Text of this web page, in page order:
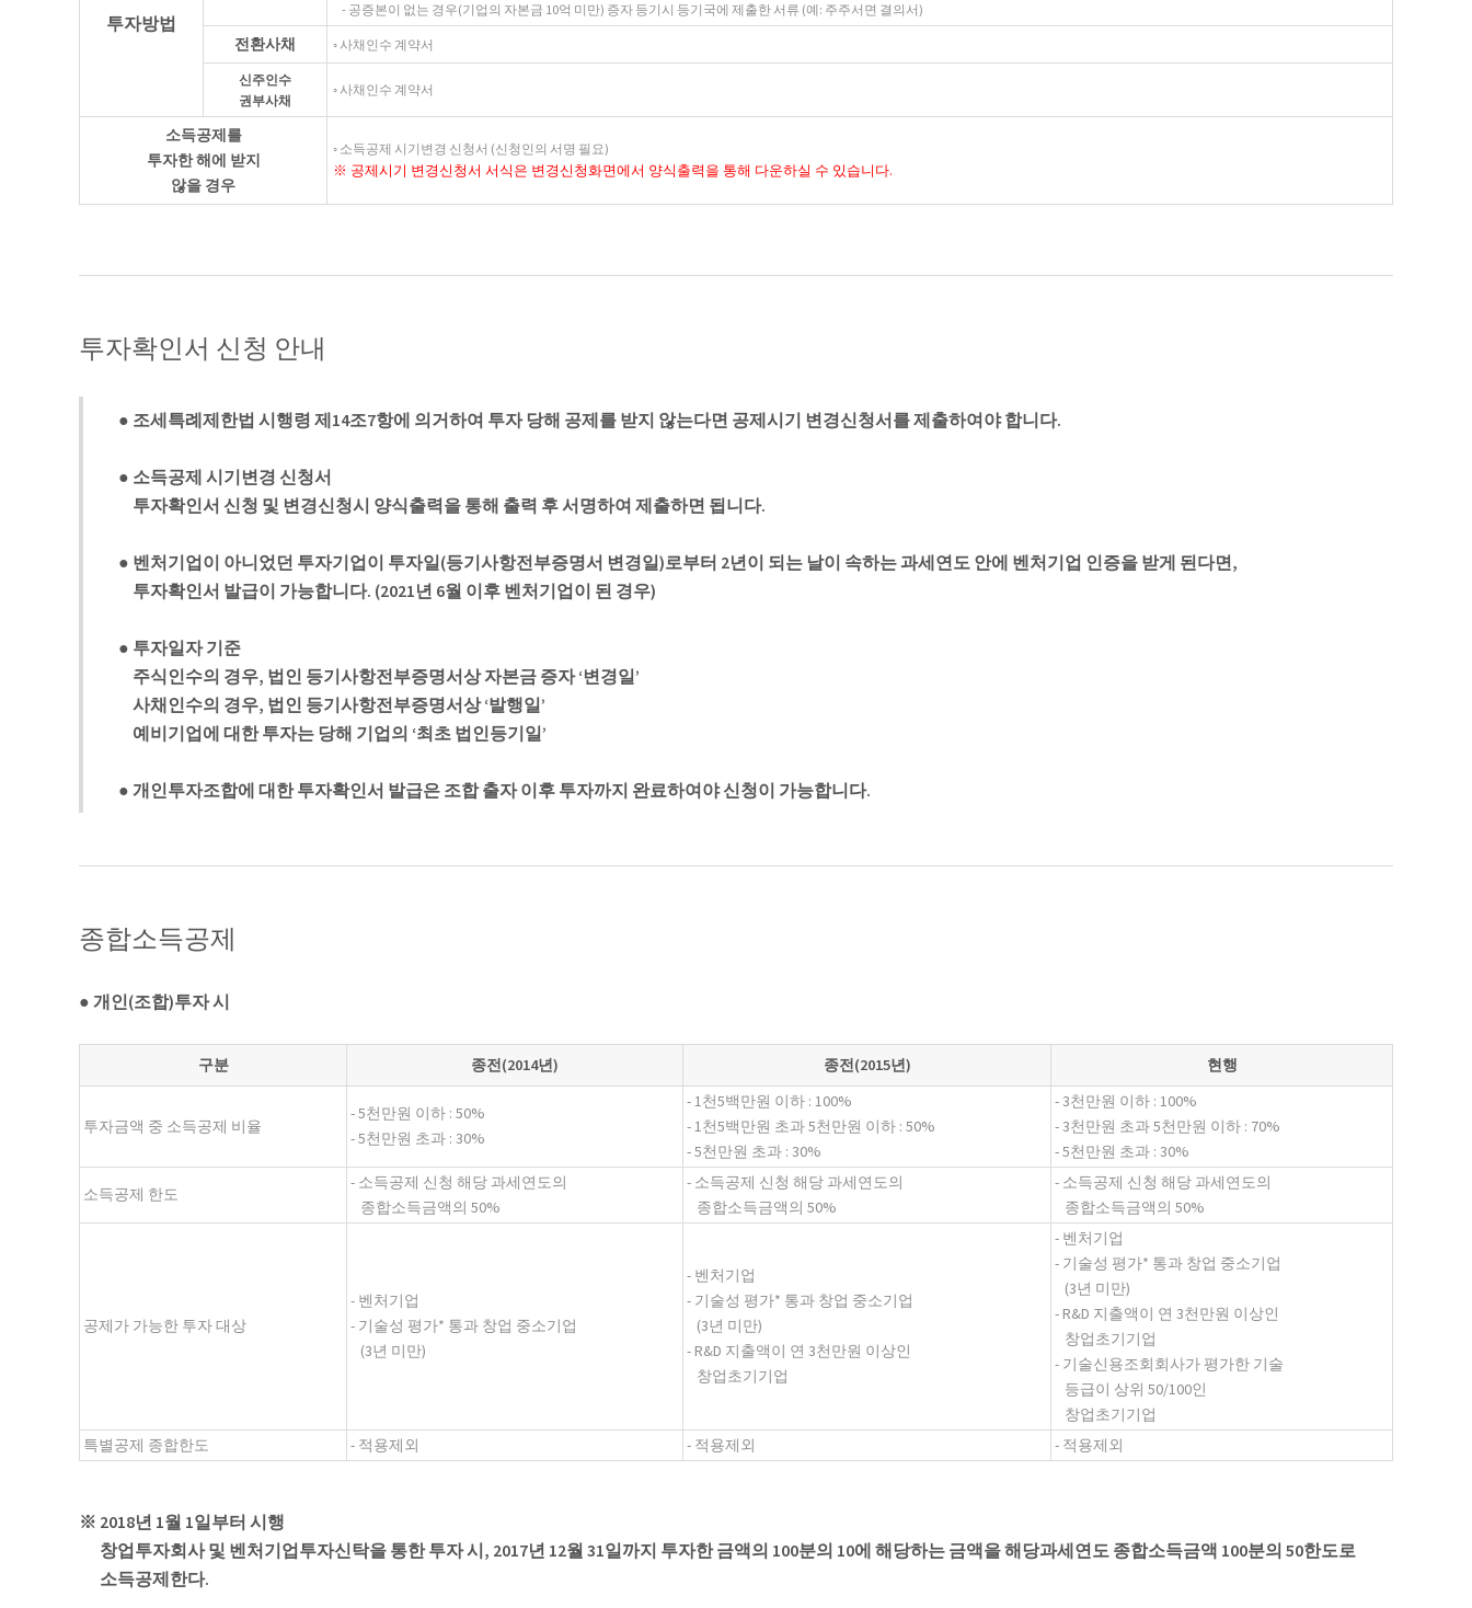
투자방법
- 공증본이 없는 경우(기업의 자본금 10억 미만) 증자 등기시 등기국에 제출한 서류 (예: 주주서면 결의서)
전환사채 ◦ 사채인수 계약서
신주인수
권부사채
◦ 사채인수 계약서
소득공제를
투자한 해에 받지
않을 경우
◦ 소득공제 시기변경 신청서 (신청인의 서명 필요)
※ 공제시기 변경신청서 서식은 변경신청화면에서 양식출력을 통해 다운하실 수 있습니다.
투자확인서 신청 안내
● 조세특례제한법 시행령 제14조7항에 의거하여 투자 당해 공제를 받지 않는다면 공제시기 변경신청서를 제출하여야 합니다.
● 소득공제 시기변경 신청서
투자확인서 신청 및 변경신청시 양식출력을 통해 출력 후 서명하여 제출하면 됩니다.
● 벤처기업이 아니었던 투자기업이 투자일(등기사항전부증명서 변경일)로부터 2년이 되는 날이 속하는 과세연도 안에 벤처기업 인증을 받게 된다면,
투자확인서 발급이 가능합니다. (2021년 6월 이후 벤처기업이 된 경우)
● 투자일자 기준
주식인수의 경우, 법인 등기사항전부증명서상 자본금 증자 ‘변경일’
사채인수의 경우, 법인 등기사항전부증명서상 ‘발행일’
예비기업에 대한 투자는 당해 기업의 ‘최초 법인등기일’
● 개인투자조합에 대한 투자확인서 발급은 조합 출자 이후 투자까지 완료하여야 신청이 가능합니다.
종합소득공제
● 개인(조합)투자 시
구분 종전(2014년) 종전(2015년) 현행
투자금액 중 소득공제 비율
- 5천만원 이하 : 50%
- 5천만원 초과 : 30%
- 1천5백만원 이하 : 100%
- 1천5백만원 초과 5천만원 이하 : 50%
- 5천만원 초과 : 30%
- 3천만원 이하 : 100%
- 3천만원 초과 5천만원 이하 : 70%
- 5천만원 초과 : 30%
소득공제 한도
- 소득공제 신청 해당 과세연도의
종합소득금액의 50%
- 소득공제 신청 해당 과세연도의
종합소득금액의 50%
- 소득공제 신청 해당 과세연도의
종합소득금액의 50%
공제가 가능한 투자 대상
- 벤처기업
- 기술성 평가* 통과 창업 중소기업
(3년 미만)
- 벤처기업
- 기술성 평가* 통과 창업 중소기업
(3년 미만)
- R&D 지출액이 연 3천만원 이상인
창업초기기업
- 벤처기업
- 기술성 평가* 통과 창업 중소기업
(3년 미만)
- R&D 지출액이 연 3천만원 이상인
창업초기기업
- 기술신용조회회사가 평가한 기술
등급이 상위 50/100인
창업초기기업
특별공제 종합한도
- 적용제외 - 적용제외 - 적용제외
※ 2018년 1월 1일부터 시행
창업투자회사 및 벤처기업투자신탁을 통한 투자 시, 2017년 12월 31일까지 투자한 금액의 100분의 10에 해당하는 금액을 해당과세연도 종합소득금액 100분의 50한도로
소득공제한다.